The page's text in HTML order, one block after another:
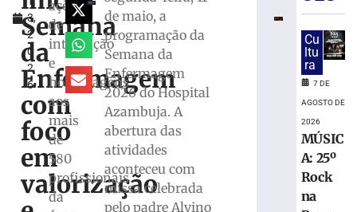
3,
2
0
2
6
Semana
da
Enfermagem
com
foco
em
valorização
ações
de
integração
e
homenagens
aos
mais
de
580
profissionais
da
de maio, a
programação da
Semana da
Enfermagem
2026 do Hospital
Azambuja. A
abertura das
atividades
aconteceu com
missa celebrada
pelo padre Alvino
altera
o
trânsito
com
interdição
parcial
Centro
Brusque
Cu
ltu
ra
7 DE
AGOSTO DE
2026
MÚSIC
A: 25º
Rock
na